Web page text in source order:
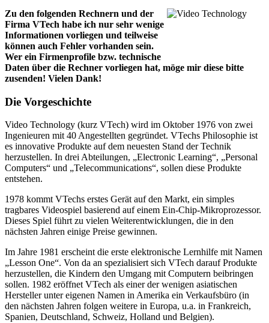
Zu den folgenden Rechnern und der
Firma VTech habe ich nur sehr wenige
Informationen vorliegen und teilweise
können auch Fehler vorhanden sein.
Wer ein Firmenprofile bzw. technische
Daten über die Rechner vorliegen hat, möge mir diese bitte
zusenden! Vielen Dank!
Die Vorgeschichte
Video Technology (kurz VTech) wird im Oktober 1976 von zwei
Ingenieuren mit 40 Angestellten gegründet. VTechs Philosophie ist
es innovative Produkte auf dem neuesten Stand der Technik
herzustellen. In drei Abteilungen, „Electronic Learning“, „Personal
Computers“ und „Telecommunications“, sollen diese Produkte
entstehen.
1978 kommt VTechs erstes Gerät auf den Markt, ein simples
tragbares Videospiel basierend auf einem Ein-Chip-Mikroprozessor.
Dieses Spiel führt zu vielen Weiterentwicklungen, die in den
nächsten Jahren einige Preise gewinnen.
Im Jahre 1981 erscheint die erste elektronische Lernhilfe mit Namen
„Lesson One“. Von da an spezialisiert sich VTech darauf Produkte
herzustellen, die Kindern den Umgang mit Computern beibringen
sollen. 1982 eröffnet VTech als einer der wenigen asiatischen
Hersteller unter eigenen Namen in Amerika ein Verkaufsbüro (in
den nächsten Jahren folgen weitere in Europa, u.a. in Frankreich,
Spanien, Deutschland, Schweiz, Holland und Belgien).